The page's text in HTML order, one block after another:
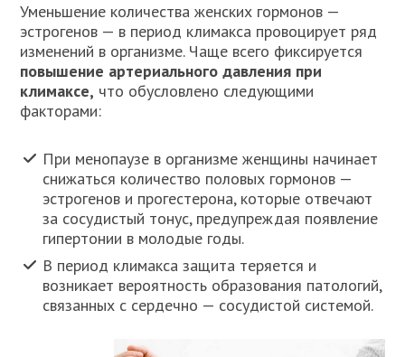
Уменьшение количества женских гормонов —
эстрогенов — в период климакса провоцирует ряд
изменений в организме. Чаще всего фиксируется
повышение артериального давления при
климаксе, что обусловлено следующими
факторами:
При менопаузе в организме женщины начинает
снижаться количество половых гормонов —
эстрогенов и прогестерона, которые отвечают
за сосудистый тонус, предупреждая появление
гипертонии в молодые годы.
В период климакса защита теряется и
возникает вероятность образования патологий,
связанных с сердечно — сосудистой системой.